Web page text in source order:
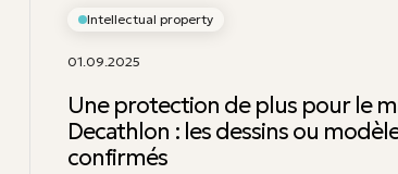
Intellectual property
01.09.2025
Une protection de plus pour le
Decathlon : les dessins ou
confirmés